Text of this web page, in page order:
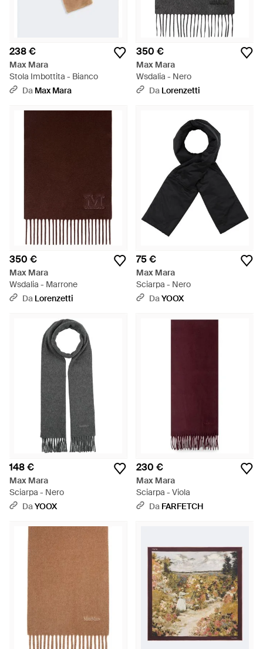
238 €
Max Mara
Stola Imbottita - Bianco
Da Max Mara
350 €
Max Mara
Wsdalia - Nero
Da Lorenzetti
350 €
Max Mara
Wsdalia - Marrone
Da Lorenzetti
75 €
Max Mara
Sciarpa - Nero
DaYOOX
148 €
Max Mara
Sciarpa - Nero
DaYOOX
230 €
Max Mara
Sciarpa - Viola
Da FARFETCH